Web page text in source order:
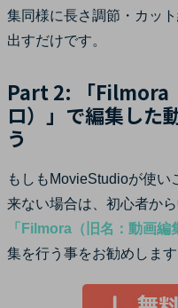
集同様に長さ調節・カッ
出すだけです。
Part 2: 「Filmora
ロ）」で編集した
う
もしもMovieStudioが使い
来ない場合は、初心者か
「Filmora（旧名：動画編
集を行う事をお勧めします